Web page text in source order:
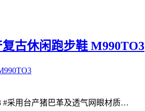
古休闲跑步鞋 M990TO3
#采用台产猪巴革及透气网眼材质…